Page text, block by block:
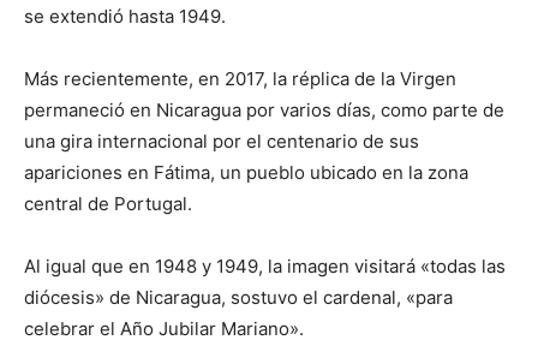
se extendió hasta 1949.
Más recientemente, en 2017, la réplica de la Virgen
permaneció en Nicaragua por varios días, como parte de
una gira internacional por el centenario de sus
apariciones en Fátima, un pueblo ubicado en la zona
central de Portugal.
Al igual que en 1948 y 1949, la imagen visitará «todas las
diócesis» de Nicaragua, sostuvo el cardenal, «para
celebrar el Año Jubilar Mariano».